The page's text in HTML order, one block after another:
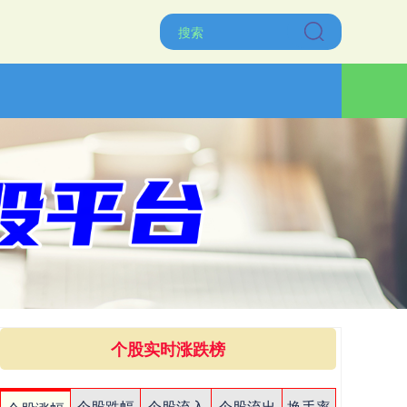
个股实时涨跌榜